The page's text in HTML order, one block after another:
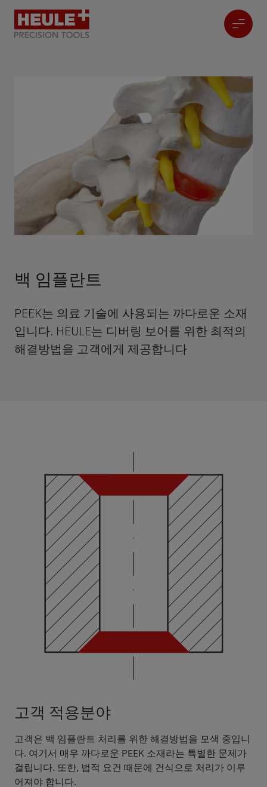
백 임플란트
PEEK는 의료 기술에 사용되는 까다로운 소재
입니다. HEULE는 디버링 보어를 위한 최적의
해결방법을 고객에게 제공합니다
고객 적용분야
고객은 백 임플란트 처리를 위한 해결방법을 모색 중입니
다. 여기서 매우 까다로운 PEEK 소재라는 특별한 문제가
걸립니다. 또한, 법적 요건 때문에 건식으로 처리가 이루
어져야 합니다.